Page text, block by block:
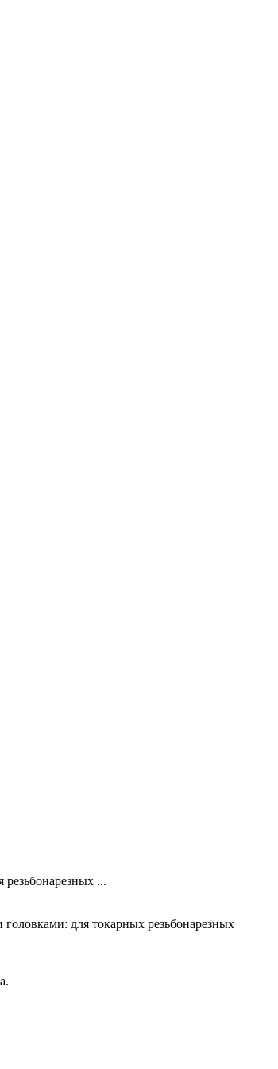
...
для токарных резьбонарезных